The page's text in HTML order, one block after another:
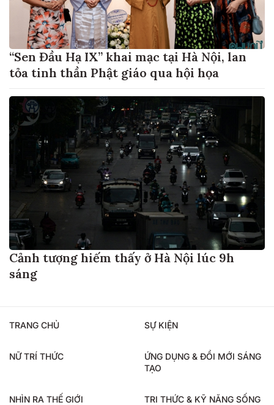
“Sen Đầu Hạ IX” khai mạc tại Hà Nội, lan
tỏa tinh thần Phật giáo qua hội họa
Cảnh tượng hiếm thấy ở Hà Nội lúc 9h
sáng
TRANG CHỦ SỰ KIỆN
NỮ TRÍ THỨC
ỨNG DỤNG & ĐỔI MỚI SÁNG
TẠO
NHÌN RA THẾ GIỚI TRI THỨC & KỸ NĂNG SỐNG